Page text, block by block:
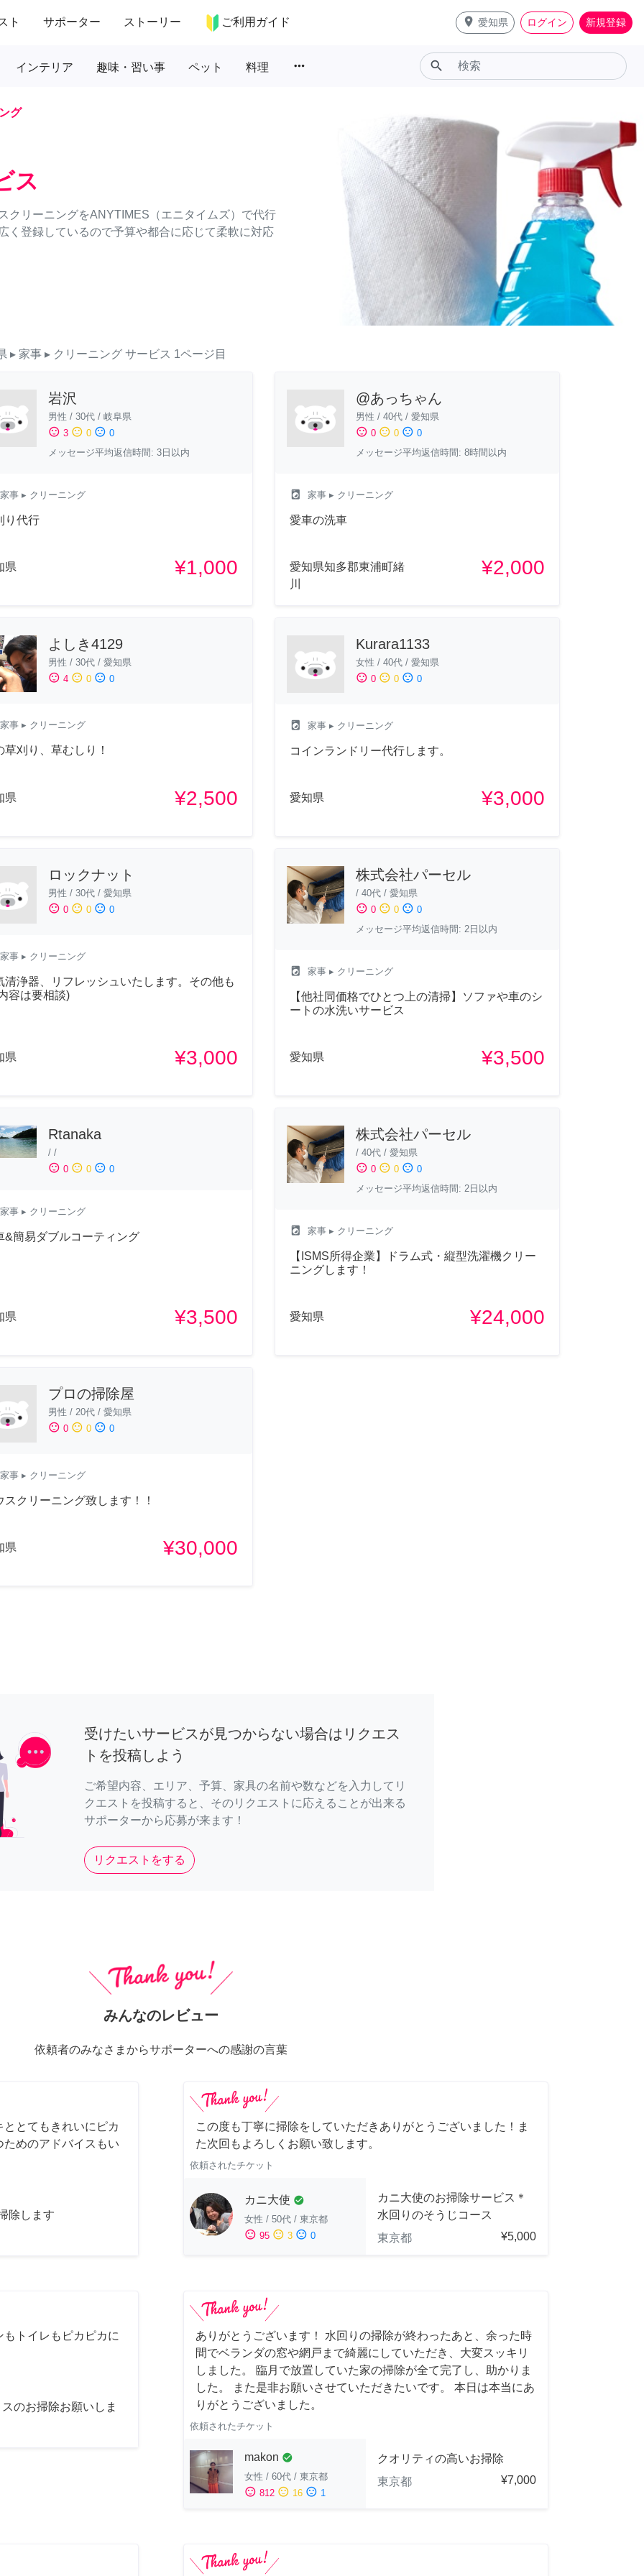
ト サポーター ストーリー ご利用ガイド place 愛知県 ログイン 新規登録
インテリア 趣味・習い事 ペット 料理 more_horiz search
グ
ス
クリーニングをANYTIMES（エニタイムズ）で代行
く登録しているので予算や都合に応じて柔軟に対応
▸ 家事 ▸ クリーニング サービス 1ページ目
岩沢
男性 / 30代 / 岐阜県
sentiment_satisfied 3 sentiment_neutral 0 sentiment_dissatisfied 0
メッセージ平均返信時間: 3日以内
家事 ▸ クリーニング
り代行
県 ¥1,000
@あっちゃん
男性 / 40代/ 愛知県
sentiment_satisfied 0 sentiment_neutral 0 sentiment_dissatisfied 0
メッセージ平均返信時間: 8時間以内
local_laundry_service 家事▸ クリーニング
愛車の洗車
愛知県知多郡東浦町緒
川
¥2,000
よしき4129
男性 / 30代 / 愛知県
sentiment_satisfied 4 sentiment_neutral 0 sentiment_dissatisfied 0
家事 ▸ クリーニング
草刈り、草むしり！
県 ¥2,500
Kurara1133
女性 / 40代/ 愛知県
sentiment_satisfied 0 sentiment_neutral 0 sentiment_dissatisfied 0
local_laundry_service 家事▸ クリーニング
コインランドリー代行します。
愛知県 ¥3,000
ロックナット
男性 / 30代 / 愛知県
sentiment_satisfied 0 sentiment_neutral 0 sentiment_dissatisfied 0
家事 ▸ クリーニング
清浄器、リフレッシュいたします。その他も
容は要相談)
県 ¥3,000
株式会社パーセル
/ 40代/ 愛知県
sentiment_satisfied 0 sentiment_neutral 0 sentiment_dissatisfied 0
メッセージ平均返信時間: 2日以内
local_laundry_service 家事▸ クリーニング
【他社同価格でひとつ上の清掃】ソファや車のシ
ートの水洗いサービス
愛知県 ¥3,500
Rtanaka
/ /
sentiment_satisfied 0 sentiment_neutral 0 sentiment_dissatisfied 0
家事 ▸ クリーニング
&簡易ダブルコーティング
県 ¥3,500
株式会社パーセル
/ 40代/ 愛知県
sentiment_satisfied 0 sentiment_neutral 0 sentiment_dissatisfied 0
メッセージ平均返信時間: 2日以内
local_laundry_service 家事▸ クリーニング
【ISMS所得企業】ドラム式・縦型洗濯機クリー
ニングします！
愛知県 ¥24,000
プロの掃除屋
男性 / 20代 / 愛知県
sentiment_satisfied 0 sentiment_neutral 0 sentiment_dissatisfied 0
家事 ▸ クリーニング
スクリーニング致します！！
県 ¥30,000
受けたいサービスが見つからない場合はリクエス
トを投稿しよう
ご希望内容、エリア、予算、家具の名前や数などを入力してリ
クエストを投稿すると、そのリクエストに応えることが出来る
サポーターから応募が来ます！
リクエストをする
みんなのレビュー
依頼者のみなさまからサポーターへの感謝の言葉
とてもきれいにピカ
めのアドバイスもい
除します
この度も丁寧に掃除をしていただきありがとうございました！ま
た次回もよろしくお願い致します。
依頼されたチケット
カニ大使 check_circle
女性 / 50代 / 東京都
sentiment_satisfied 95 sentiment_neutral 3 sentiment_dissatisfied 0
カニ大使のお掃除サービス＊
水回りのそうじコース
東京都
¥5,000
トイレもピカピカに
のお掃除お願いしま
ありがとうございます！ 水回りの掃除が終わったあと、余った時
間でベランダの窓や網戸まで綺麗にしていただき、大変スッキリ
しました。 臨月で放置していた家の掃除が全て完了し、助かりま
した。 また是非お願いさせていただきたいです。 本日は本当にあ
りがとうございました。
依頼されたチケット
makon check_circle
女性 / 60代 / 東京都
sentiment_satisfied 812 sentiment_neutral 16 sentiment_dissatisfied 1
クオリティの高いお掃除
東京都
¥7,000